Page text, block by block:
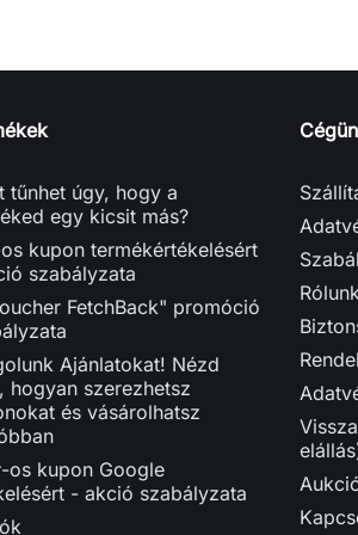
tűnhet úgy, hogy a
egy kicsit más?
os kupon termékértékelésért
szabályzata
FetchBack" promóció
Ajánlatokat! Nézd
hogyan szerezhetsz
és vásárolhatsz
os kupon Google
- akció szabályzata